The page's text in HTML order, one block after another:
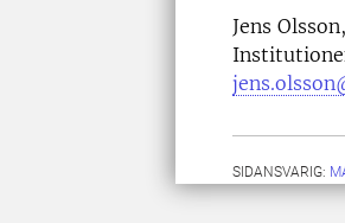
Jens
SIDANSVARIG: